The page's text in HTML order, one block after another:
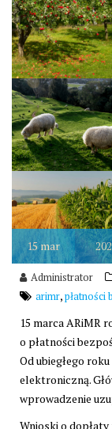
15mar
Administrator
arimr,płatności
15 marca ARiMR
o płatności
Od ubiegłego
elektroniczną.
wprowadzenie
Wnioski o dopłaty